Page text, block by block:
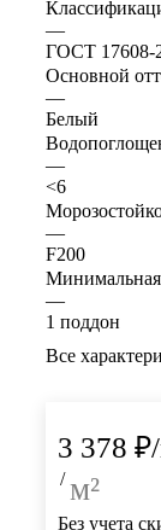
—
ГОСТ 17608-
Основной
—
Белый
—
<6
—
F200
—
1 поддон
Все
3 378 ₽
/ м²
Без учета